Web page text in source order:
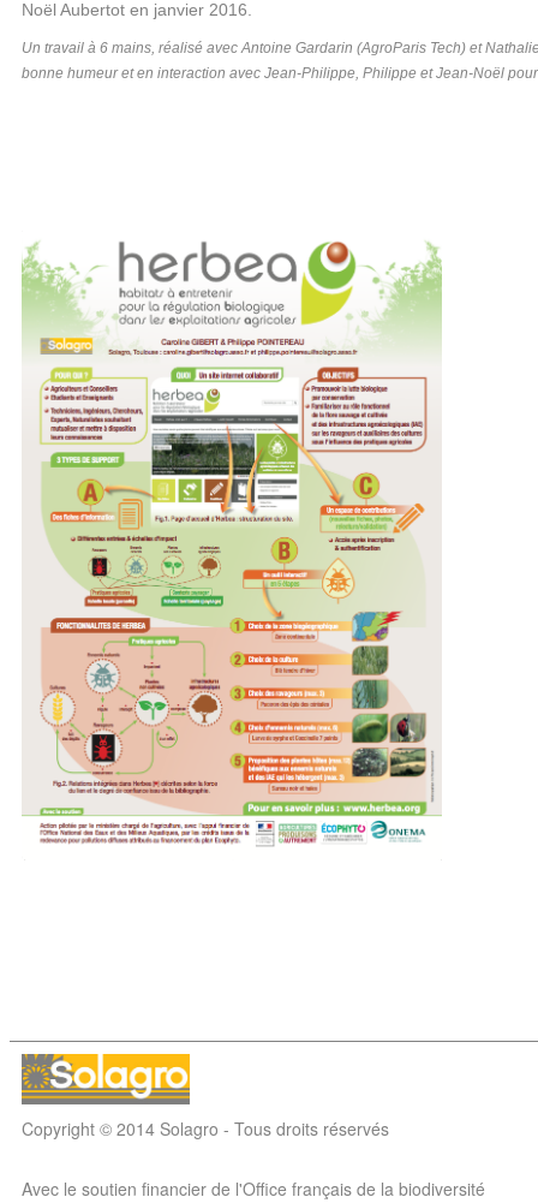
Noël Aubertot en janvier 2016.
Un travail à 6 mains, réalisé avec Antoine Gardarin (AgroParis Tech) et
bonne humeur et en interaction avec Jean-Philippe, Philippe et Jean-Noël
Copyright © 2014 Solagro - Tous droits réservés
Avec le soutien financier de l'Office français de la biodiversité